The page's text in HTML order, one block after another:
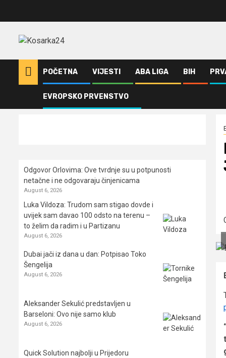
POČETNA VIJESTI ABA LIGA BIH
EVROPSKO PRVENSTVO
Evropsko prvenstvo Ergin Ataman: Nećemo raditi ništa
Odgovor Orlovima: ​Ove tvrdnje su u potpunosti
netačne i ne odgovaraju činjenicama
August 6, 2026
Luka Vildoza: Trudom sam stigao dovde i
uvijek sam davao 100 odsto na terenu –
to želim da radim i u Partizanu
August 6, 2026
Dubai jači iz dana u dan: Potpisao Toko
Šengelija
August 6, 2026
Aleksander Sekulić predstavljen u
Barseloni: Ovo nije samo klub
August 6, 2026
Quick Solution najbolji u Prijedoru